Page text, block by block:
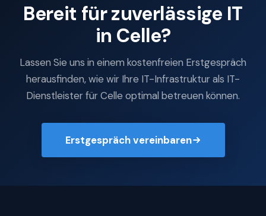
Bereit für zuverlässige IT
in Celle?
Lassen Sie uns in einem kostenfreien Erstgespräch
herausfinden, wie wir Ihre IT-Infrastruktur als IT-
Dienstleister für Celle optimal betreuen können.
Erstgespräch vereinbaren